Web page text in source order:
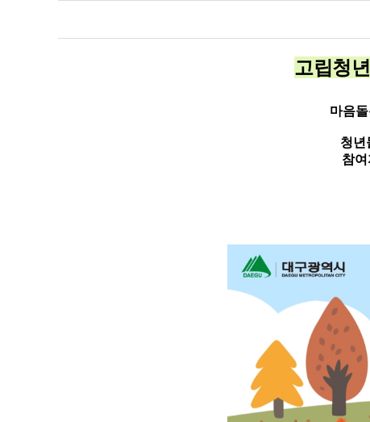
고립청
마음
청년
참